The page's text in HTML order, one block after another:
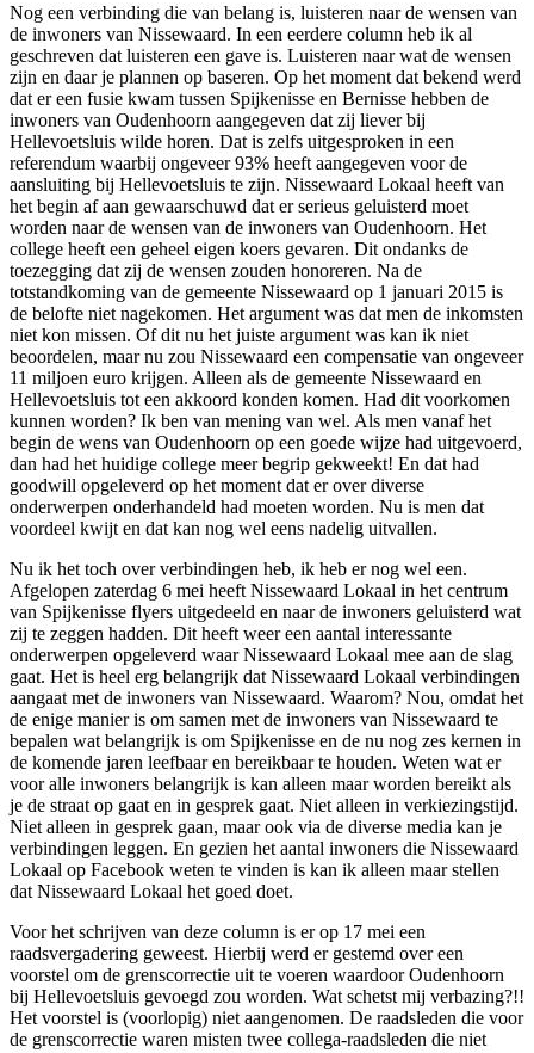
Nog een verbinding die van belang is, luisteren naar de wensen van
de inwoners van Nissewaard. In een eerdere column heb ik al
geschreven dat luisteren een gave is. Luisteren naar wat de wensen
zijn en daar je plannen op baseren. Op het moment dat bekend werd
dat er een fusie kwam tussen Spijkenisse en Bernisse hebben de
inwoners van Oudenhoorn aangegeven dat zij liever bij
Hellevoetsluis wilde horen. Dat is zelfs uitgesproken in een
referendum waarbij ongeveer 93% heeft aangegeven voor de
aansluiting bij Hellevoetsluis te zijn. Nissewaard Lokaal heeft van
het begin af aan gewaarschuwd dat er serieus geluisterd moet
worden naar de wensen van de inwoners van Oudenhoorn. Het
college heeft een geheel eigen koers gevaren. Dit ondanks de
toezegging dat zij de wensen zouden honoreren. Na de
totstandkoming van de gemeente Nissewaard op 1 januari 2015 is
de belofte niet nagekomen. Het argument was dat men de inkomsten
niet kon missen. Of dit nu het juiste argument was kan ik niet
beoordelen, maar nu zou Nissewaard een compensatie van ongeveer
11 miljoen euro krijgen. Alleen als de gemeente Nissewaard en
Hellevoetsluis tot een akkoord konden komen. Had dit voorkomen
kunnen worden? Ik ben van mening van wel. Als men vanaf het
begin de wens van Oudenhoorn op een goede wijze had uitgevoerd,
dan had het huidige college meer begrip gekweekt! En dat had
goodwill opgeleverd op het moment dat er over diverse
onderwerpen onderhandeld had moeten worden. Nu is men dat
voordeel kwijt en dat kan nog wel eens nadelig uitvallen.
Nu ik het toch over verbindingen heb, ik heb er nog wel een.
Afgelopen zaterdag 6 mei heeft Nissewaard Lokaal in het centrum
van Spijkenisse flyers uitgedeeld en naar de inwoners geluisterd wat
zij te zeggen hadden. Dit heeft weer een aantal interessante
onderwerpen opgeleverd waar Nissewaard Lokaal mee aan de slag
gaat. Het is heel erg belangrijk dat Nissewaard Lokaal verbindingen
aangaat met de inwoners van Nissewaard. Waarom? Nou, omdat het
de enige manier is om samen met de inwoners van Nissewaard te
bepalen wat belangrijk is om Spijkenisse en de nu nog zes kernen in
de komende jaren leefbaar en bereikbaar te houden. Weten wat er
voor alle inwoners belangrijk is kan alleen maar worden bereikt als
je de straat op gaat en in gesprek gaat. Niet alleen in verkiezingstijd.
Niet alleen in gesprek gaan, maar ook via de diverse media kan je
verbindingen leggen. En gezien het aantal inwoners die Nissewaard
Lokaal op Facebook weten te vinden is kan ik alleen maar stellen
dat Nissewaard Lokaal het goed doet.
Voor het schrijven van deze column is er op 17 mei een
raadsvergadering geweest. Hierbij werd er gestemd over een
voorstel om de grenscorrectie uit te voeren waardoor Oudenhoorn
bij Hellevoetsluis gevoegd zou worden. Wat schetst mij verbazing?!!
Het voorstel is (voorlopig) niet aangenomen. De raadsleden die voor
de grenscorrectie waren misten twee collega-raadsleden die niet